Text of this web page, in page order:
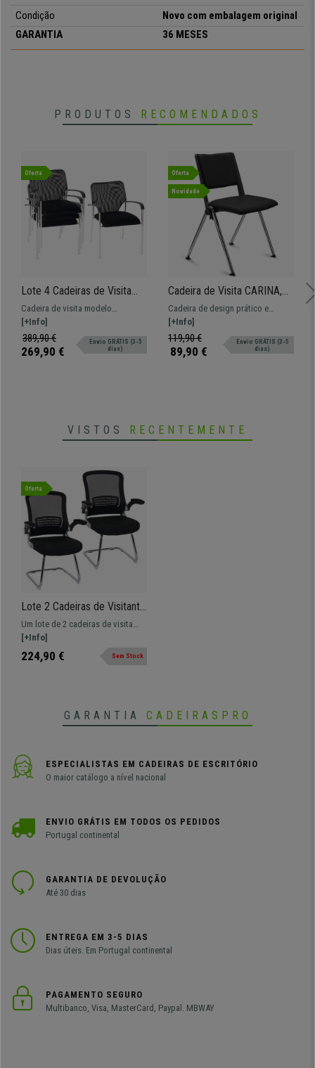
Condição
Novo com embalagem original
GARANTIA
36 MESES
PRODUTOS RECOMENDADOS
Oferta
Lote 4 Cadeiras de Visita
JAMAICA, Ampla e Cómoda,
em Malha Respirável, Cor
Preto
Cadeira de visita modelo
JAMAICA. Máxima comodidade e
conforto. Um modelo que se
destaca pelo seu design,
qualidade e resistência.
[+Info]
389,90 €
269,90 €
Envio GRÁTIS (3-5
dias)
Oferta
Novidade
Cadeira de Visita CARINA,
Empilhável, Encaixe Lateral,
Pernas Cromadas, Pele
Preta
Cadeira de design prático e
versátil CARINA. Opção de encaixe
prático e confortável.
[+Info]
119,90 €
89,90 €
Envio GRÁTIS (3-5
dias)
VISTOS RECENTEMENTE
Oferta
Lote 2 Cadeiras de Visitante
ERGOCITY V, Design
Ergonómico, Suporte
Um lote de 2 cadeiras de visita
ergonómicas! O modelo
ERGOCITY V apresenta um
formato que permite alcançar o
[+Info]
224,90 € Sem Stock
GARANTIA CADEIRASPRO
ESPECIALISTAS EM CADEIRAS DE ESCRITÓRIO
O maior catálogo a nível nacional
ENVIO GRÁTIS EM TODOS OS PEDIDOS
Portugal continental
GARANTIA DE DEVOLUÇÃO
Até 30 dias
ENTREGA EM 3-5 DIAS
Dias úteis. Em Portugal continental
PAGAMENTO SEGURO
Multibanco, Visa, MasterCard, Paypal. MBWAY